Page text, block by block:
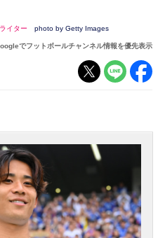
イター photo by Getty Images
でフットボールチャンネル情報を優先表示